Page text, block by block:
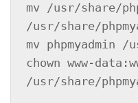
mv /usr/share/
/usr/share/
mv phpmyadmin /
chown www-
/usr/share/